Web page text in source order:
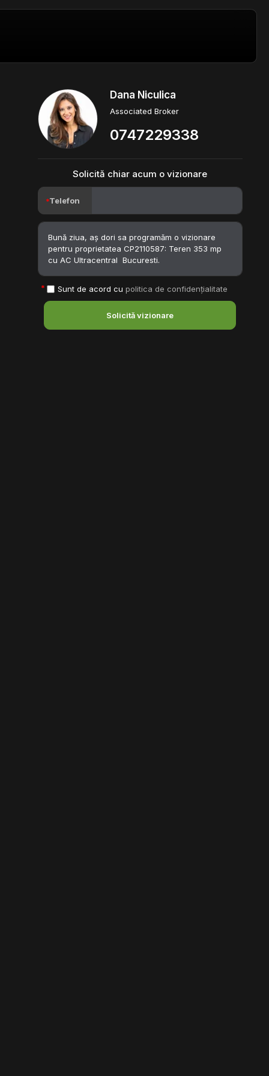
Dana Niculica
Associated Broker
0747229338
Solicită chiar acum o vizionare
Telefon
Sunt de acord cu politica de confidențialitate
Solicită vizionare